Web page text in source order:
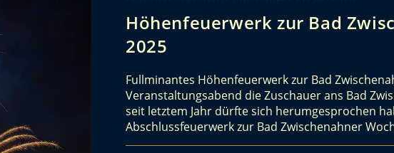
Höhenfeuerwerk zur Bad
2025
Fullminantes Höhenfeuerwerk zur Bad
Veranstaltungsabend die Zuschauer ans Bad
seit letztem Jahr dürfte sich herumgesprochen
Abschlussfeuerwerk zur Bad Zwischenahner